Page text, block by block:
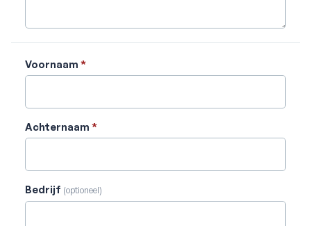
Voornaam *
Achternaam *
Bedrijf (optioneel)